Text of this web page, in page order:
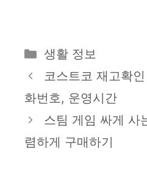
카
테
리
생활 정보
코스트코 재고확
화번호, 운영시간
스팀 게임 싸게 사
렴하게 구매하기